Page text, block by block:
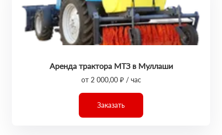
Аренда трактора МТЗ в Муллаши
от 2 000,00 ₽ / час
Заказать